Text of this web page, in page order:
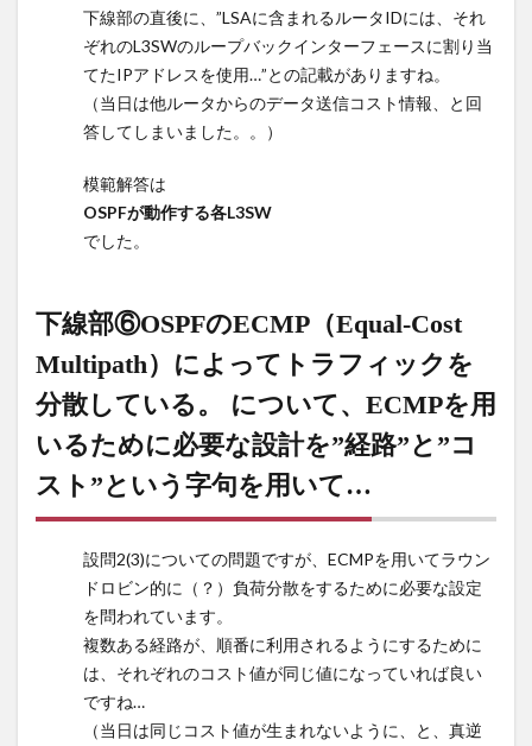
ECMPを用い
るために必要
な設計を”経
路”と”コス
ト”という字句
を用いて…
下線部
のIPア
それぞ
れの
L3SW
のルー
クイン
ターフ
ェース
当てた
IPアド
使用し
てい
る。に
つい
下線部の直後に、”LSAに含まれるルータIDには、それ
ぞれのL3SWのループバックインターフェースに割り当
てたIPアドレスを使用…”との記載がありますね。
（当日は他ルータからのデータ送信コスト情報、と回
答してしまいました。。）
模範解答は
OSPFが動作する各L3SW
でした。
下線部⑥OSPFのECMP（Equal-Cost
Multipath）によってトラフィックを
分散している。 について、ECMPを用
いるために必要な設計を”経路”と”コ
スト”という字句を用いて…
設問2(3)についての問題ですが、ECMPを用いてラウン
ドロビン的に（？）負荷分散をするために必要な設定
を問われています。
複数ある経路が、順番に利用されるようにするために
は、それぞれのコスト値が同じ値になっていれば良い
ですね…
（当日は同じコスト値が生まれないように、と、真逆